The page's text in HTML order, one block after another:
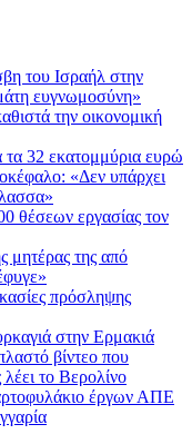
του Ισραήλ στην
ευγνωμοσύνη»
την οικονομική
τα 32 εκατoμμύρια ευρώ
«Δεν υπάρχει
θέσεων εργασίας τον
μητέρας της από
πρόσληψης
στην Ερμακιά
βίντεο που
το Βερολίνο
έργων ΑΠΕ